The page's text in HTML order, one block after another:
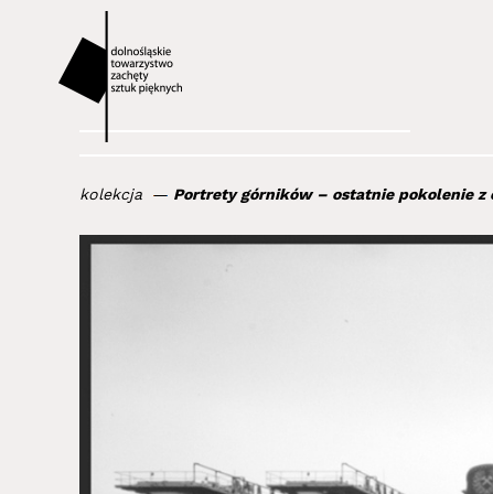
kolekcja Portrety górników – ostatnie pokolenie z